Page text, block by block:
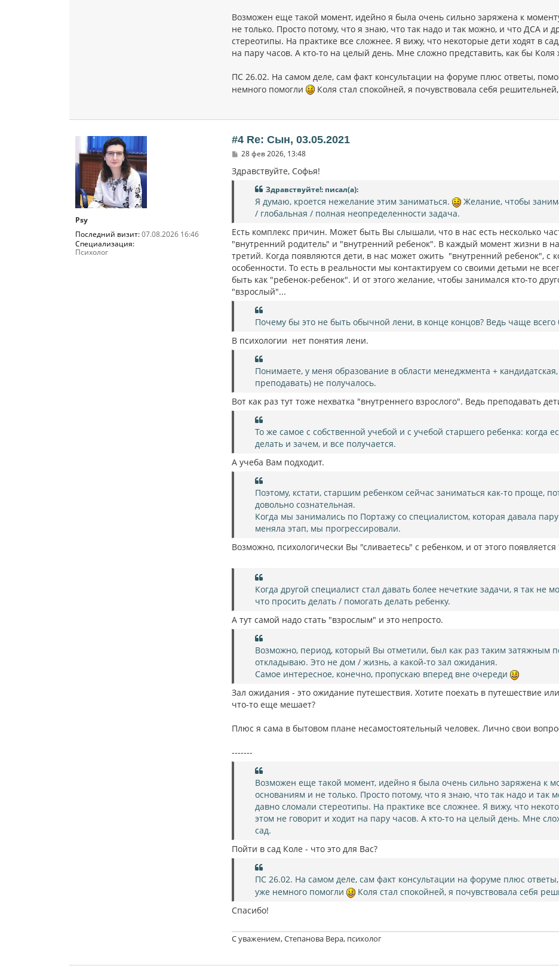
Возможен еще такой момент, идейно я была очень сильно заряжена к
не только. Просто потому, что я знаю, что так надо и так можно, и что ДСА и
стереотипы. На практике все сложнее. Я вижу, что некоторые дети ходят в
на пару часов. А кто-то на целый день. Мне сложно представить, как бы Коля
ПС 26.02. На самом деле, сам факт консультации на форуме плюс ответы,
немного помогли
Коля стал спокойней, я почувствовала себя
Psy
Последний визит:07.08.2026 16:46
Специализация:
Психолог
#4 Re: Сын, 03.05.2021
С
о
б
28 фев 2026, 13:48
Здравствуйте, Софья!
Здравствуйте!: писал(а):
Я думаю, кроется нежелание этим заниматься.
Желание, чтобы
/ глобальная / полная неопределенности задача.
Есть комплекс причин. Может быть Вы слышали, что в нас есть несколько
"внутренний родитель" и "внутренний ребенок". В каждый момент жизни в
третий. Когда появляются дети, в нас может ожить "внутренний ребенок", с
особенности. То есть в реальности мы контактируем со своими детьми не
быть как "ребенок-ребенок". И от этого желание, чтобы занимался кто-то
"взрослый"...
Почему бы это не быть обычной лени, в конце концов? Ведь чаще
В психологии нет понятия лени.
Понимаете, у меня образование в области менеджмента +
преподавать) не получалось.
Вот как раз тут тоже нехватка "внутреннего взрослого". Ведь преподавать
То же самое с собственной учебой и с учебой старшего ребенка: когда
делать и зачем, и все получается.
А учеба Вам подходит.
Поэтому, кстати, старшим ребенком сейчас заниматься как-то проще,
довольно сознательная.
Когда мы занимались по Портажу со специалистом, которая давала
меняла этап, мы прогрессировали.
Возможно, психологически Вы "сливаетесь" с ребенком, и от этого
Когда другой специалист стал давать более нечеткие задачи, я так не
что просить делать / помогать делать ребенку.
А тут самой надо стать "взрослым" и это непросто.
Возможно, период, который Вы отметили, был как раз таким затяжным
откладываю. Это не дом / жизнь, а какой-то зал ожидания.
Самое интересное, конечно, пропускаю вперед вне очереди
Зал ожидания - это ожидание путешествия. Хотите поехать в путешествие
что-то еще мешает?
Плюс я сама в бытовом плане несамостоятельный человек. Лично свои
-------
Возможен еще такой момент, идейно я была очень сильно заряжена к
основаниям и не только. Просто потому, что я знаю, что так надо и так
давно сломали стереотипы. На практике все сложнее. Я вижу, что
этом не говорит и ходит на пару часов. А кто-то на целый день. Мне
сад.
Пойти в сад Коле - что это для Вас?
ПС 26.02. На самом деле, сам факт консультации на форуме плюс
уже немного помогли
Коля стал спокойней, я почувствовала себя
Спасибо!
С уважением, Степанова Вера, психолог